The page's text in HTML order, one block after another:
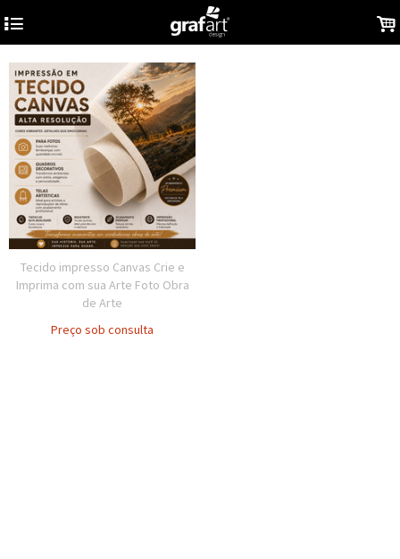
4 .
Tecido impresso Canvas Crie e
Imprima com sua Arte Foto Obra
de Arte
Preço sob consulta